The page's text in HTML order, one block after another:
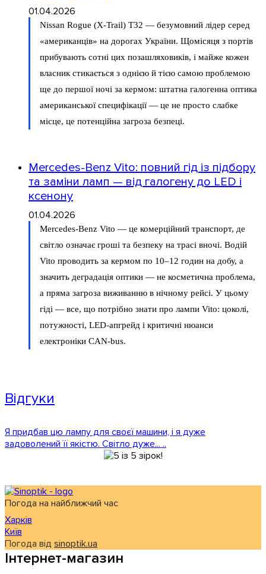
01.04.2026
Nissan Rogue (X-Trail) T32 — безумовний лідер серед
«американців» на дорогах України. Щомісяця з портів
прибувають сотні цих позашляховиків, і майже кожен
власник стикається з однією й тією самою проблемою
ще до першої ночі за кермом: штатна галогенна оптика
американської специфікації — це не просто слабке
місце, це потенційна загроза безпеці.
Mercedes-Benz Vito: повний гід із підбору
та заміни ламп — від галогену до LED і
ксенону
01.04.2026
Mercedes-Benz Vito — це комерційний транспорт, де
світло означає гроші та безпеку на трасі вночі. Водій
Vito проводить за кермом по 10–12 годин на добу, а
значить деградація оптики — не косметична проблема,
а пряма загроза виживанню в нічному рейсі. У цьому
гіді — все, що потрібно знати про лампи Vito: цоколі,
потужності, LED-апгрейд і критичні нюанси
електроніки CAN-bus.
Відгуки
Я придбав цю лампу для своєї машини, і я дуже
задоволений її якістю. Світло дуже... ..
Погода на найближчий час
Харків
Київ
Погода від sinoptik.ua
Інтернет-магазин